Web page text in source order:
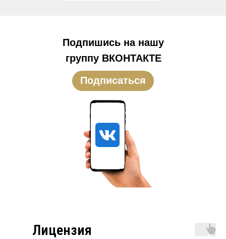
Подпишись на нашу
группу ВКОНТАКТЕ
Подписаться
Лицензия